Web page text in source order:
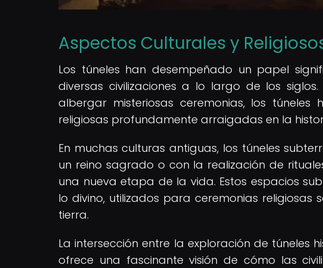
Aspectos Culturales y
Los túneles han desempeñado un papel
diversas civilizaciones a lo largo de los
albergar misteriosas ceremonias, los
religiosas profundamente arraigadas en la
En muchas culturas antiguas, los túneles
un reino sagrado o con la realización de
una nueva etapa de la vida. Estos espacios
lo divino, utilizados para ceremonias
tierra.
La intersección entre la exploración de túneles
ofrece una fascinante visión de cómo las